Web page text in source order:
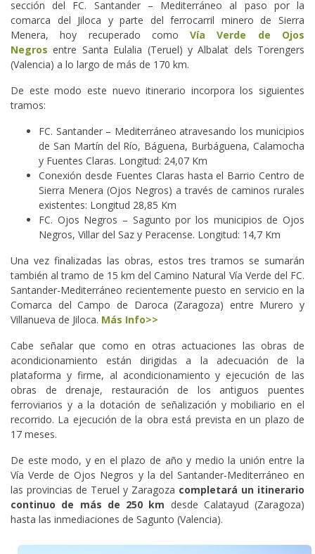
sección del FC. Santander – Mediterráneo al paso por la
comarca del Jiloca y parte del ferrocarril minero de Sierra
Menera, hoy recuperado comoVía Verde de Ojos
Negros entre Santa Eulalia (Teruel) y Albalat dels Torengers
(Valencia) a lo largo de más de 170 km.
De este modo este nuevo itinerario incorpora los siguientes
tramos:
FC. Santander – Mediterráneo atravesando los municipios
de San Martín del Río, Báguena, Burbáguena, Calamocha
y Fuentes Claras. Longitud: 24,07 Km
Conexión desde Fuentes Claras hasta el Barrio Centro de
Sierra Menera (Ojos Negros) a través de caminos rurales
existentes: Longitud 28,85 Km
FC. Ojos Negros – Sagunto por los municipios de Ojos
Negros, Villar del Saz y Peracense. Longitud: 14,7 Km
Una vez finalizadas las obras, estos tres tramos se sumarán
también al tramo de 15 km del Camino Natural Vía Verde del FC.
Santander-Mediterráneo recientemente puesto en servicio en la
Comarca del Campo de Daroca (Zaragoza) entre Murero y
Villanueva de Jiloca. Más Info>>
Cabe señalar que como en otras actuaciones las obras de
acondicionamiento están dirigidas a la adecuación de la
plataforma y firme, al acondicionamiento y ejecución de las
obras de drenaje, restauración de los antiguos puentes
ferroviarios y a la dotación de señalización y mobiliario en el
recorrido. La ejecución de la obra está prevista en un plazo de
17 meses.
De este modo, y en el plazo de año y medio la unión entre la
Vía Verde de Ojos Negros y la del Santander-Mediterráneo en
las provincias de Teruel y Zaragoza completará un itinerario
continuo de más de 250 km desde Calatayud (Zaragoza)
hasta las inmediaciones de Sagunto (Valencia).